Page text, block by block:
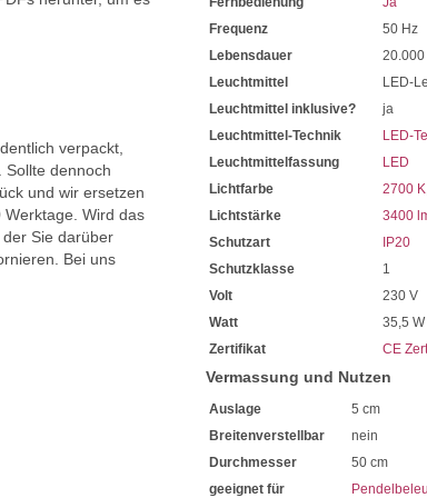
Sehr sparsam im
Die Lichtleistung beträgt
Die Lichtfarbe ist mittel CCT
2700 Kelvin Warmweiß
6500 Kelvin Kaltweiße
Sie haben bei uns 5 Jahre
Bei Fragen, kontaktieren Sie
Erkundigen Sie sich bei
verpackt,
Sollte dennoch
und wir ersetzen
Wird das
Sie darüber
Bei uns
Frequenz
50 Hz
Lebensdauer
20.000
Leuchtmittel
LED-
Leuchtmittel inklusive?
ja
Leuchtmittel-Technik
LED-
Leuchtmittelfassung
LED
Lichtfarbe
2700 K
Lichtstärke
3400
Schutzart
IP20
Schutzklasse
1
Volt
230 V
Watt
35,5 W
Zertifikat
CE
Vermassung und Nutzen
Auslage
5 cm
Breitenverstellbar
nein
Durchmesser
50 cm
geeignet für